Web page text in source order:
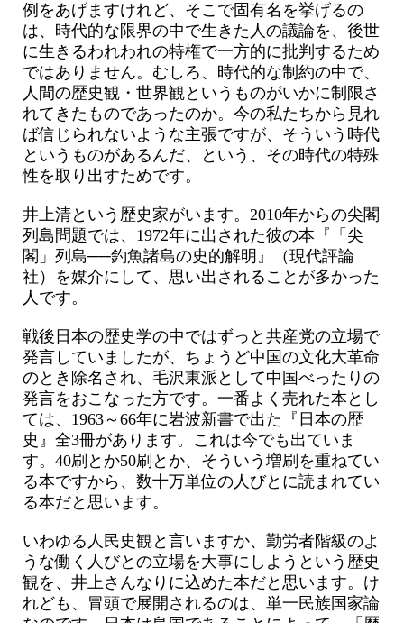
例をあげますけれど、そこで固有名を挙げるの
は、時代的な限界の中で生きた人の議論を、後世
に生きるわれわれの特権で一方的に批判するため
ではありません。むしろ、時代的な制約の中で、
人間の歴史観・世界観というものがいかに制限さ
れてきたものであったのか。今の私たちから見れ
ば信じられないような主張ですが、そういう時代
というものがあるんだ、という、その時代の特殊
性を取り出すためです。
井上清という歴史家がいます。2010年からの尖閣
列島問題では、1972年に出された彼の本『「尖
閣」列島──釣魚諸島の史的解明』（現代評論
社）を媒介にして、思い出されることが多かった
人です。
戦後日本の歴史学の中ではずっと共産党の立場で
発言していましたが、ちょうど中国の文化大革命
のとき除名され、毛沢東派として中国べったりの
発言をおこなった方です。一番よく売れた本とし
ては、1963～66年に岩波新書で出た『日本の歴
史』全3冊があります。これは今でも出ていま
す。40刷とか50刷とか、そういう増刷を重ねてい
る本ですから、数十万単位の人びとに読まれてい
る本だと思います。
いわゆる人民史観と言いますか、勤労者階級のよ
うな働く人びとの立場を大事にしようという歴史
観を、井上さんなりに込めた本だと思います。け
れども、冒頭で展開されるのは、単一民族国家論